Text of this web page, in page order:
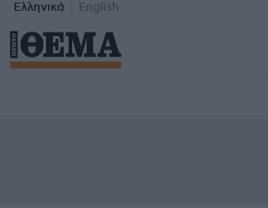
Ελληνικά English